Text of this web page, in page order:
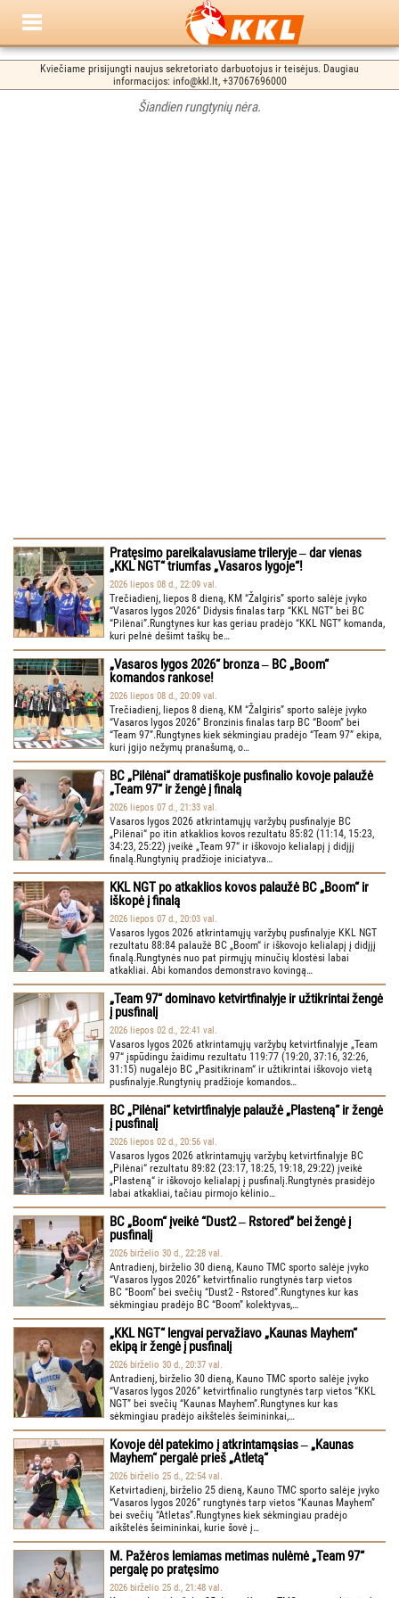
Kviečiame prisijungti naujus sekretoriato darbuotojus ir teisėjus. Daugiau
informacijos: info@kkl.lt, +37067696000
Šiandien rungtynių nėra.
Pratęsimo pareikalavusiame trileryje ‒ dar vienas
„KKL NGT“ triumfas „Vasaros lygoje“!
2026 liepos 08 d., 22:09 val.
Trečiadienį, liepos 8 dieną, KM “Žalgiris” sporto salėje įvyko
“Vasaros lygos 2026” Didysis finalas tarp “KKL NGT” bei BC
“Pilėnai”.Rungtynes kur kas geriau pradėjo “KKL NGT” komanda,
kuri pelnė dešimt taškų be…
„Vasaros lygos 2026“ bronza ‒ BC „Boom“
komandos rankose!
2026 liepos 08 d., 20:09 val.
Trečiadienį, liepos 8 dieną, KM “Žalgiris” sporto salėje įvyko
“Vasaros lygos 2026” Bronzinis finalas tarp BC “Boom” bei
“Team 97”.Rungtynes kiek sėkmingiau pradėjo “Team 97” ekipa,
kuri įgijo nežymų pranašumą, o…
BC „Pilėnai“ dramatiškoje pusfinalio kovoje palaužė
„Team 97“ ir žengė į finalą
2026 liepos 07 d., 21:33 val.
Vasaros lygos 2026 atkrintamųjų varžybų pusfinalyje BC
„Pilėnai“ po itin atkaklios kovos rezultatu 85:82 (11:14, 15:23,
34:23, 25:22) įveikė „Team 97“ ir iškovojo kelialapį į didįjį
finalą.Rungtynių pradžioje iniciatyva…
KKL NGT po atkaklios kovos palaužė BC „Boom“ ir
iškopė į finalą
2026 liepos 07 d., 20:03 val.
Vasaros lygos 2026 atkrintamųjų varžybų pusfinalyje KKL NGT
rezultatu 88:84 palaužė BC „Boom“ ir iškovojo kelialapį į didįjį
finalą.Rungtynės nuo pat pirmųjų minučių klostėsi labai
atkakliai. Abi komandos demonstravo kovingą…
„Team 97“ dominavo ketvirtfinalyje ir užtikrintai žengė
į pusfinalį
2026 liepos 02 d., 22:41 val.
Vasaros lygos 2026 atkrintamųjų varžybų ketvirtfinalyje „Team
97“ įspūdingu žaidimu rezultatu 119:77 (19:20, 37:16, 32:26,
31:15) nugalėjo BC „Pasitikrinam“ ir užtikrintai iškovojo vietą
pusfinalyje.Rungtynių pradžioje komandos…
BC „Pilėnai“ ketvirtfinalyje palaužė „Plasteną“ ir žengė
į pusfinalį
2026 liepos 02 d., 20:56 val.
Vasaros lygos 2026 atkrintamųjų varžybų ketvirtfinalyje BC
„Pilėnai“ rezultatu 89:82 (23:17, 18:25, 19:18, 29:22) įveikė
„Plasteną“ ir iškovojo kelialapį į pusfinalį.Rungtynės prasidėjo
labai atkakliai, tačiau pirmojo kėlinio…
BC „Boom“ įveikė “Dust2 ‒ Rstored” bei žengė į
pusfinalį
2026 birželio 30 d., 22:28 val.
Antradienį, birželio 30 dieną, Kauno TMC sporto salėje įvyko
“Vasaros lygos 2026” ketvirtfinalio rungtynės tarp vietos
BC “Boom” bei svečių “Dust2 - Rstored”.Rungtynes kur kas
sėkmingiau pradėjo BC “Boom” kolektyvas,…
„KKL NGT“ lengvai pervažiavo „Kaunas Mayhem“
ekipą ir žengė į pusfinalį
2026 birželio 30 d., 20:37 val.
Antradienį, birželio 30 dieną, Kauno TMC sporto salėje įvyko
“Vasaros lygos 2026” ketvirtfinalio rungtynės tarp vietos “KKL
NGT” bei svečių “Kaunas Mayhem”.Rungtynes kur kas
sėkmingiau pradėjo aikštelės šeimininkai,…
Kovoje dėl patekimo į atkrintamąsias ‒ „Kaunas
Mayhem“ pergalė prieš „Atletą“
2026 birželio 25 d., 22:54 val.
Ketvirtadienį, birželio 25 dieną, Kauno TMC sporto salėje įvyko
“Vasaros lygos 2026” rungtynės tarp vietos “Kaunas Mayhem”
bei svečių “Atletas”.Rungtynes kiek sėkmingiau pradėjo
aikštelės šeimininkai, kurie šovė į…
M. Pažėros lemiamas metimas nulėmė „Team 97“
pergalę po pratęsimo
2026 birželio 25 d., 21:48 val.